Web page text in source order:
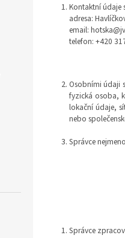
Kontaktní údaje
adresa:
email:
telefon: +420
Osobními údaji
fyzická osoba,
lokační údaje,
nebo
Správce
Správce